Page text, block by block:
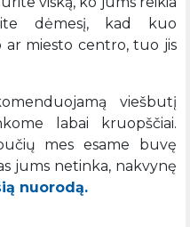
dėmesį, kad kuo
ar miesto centro, tuo jis
viešbutį
labai kruopščiai.
mes esame buvę
jums netinka, nakvynę
nuorodą.